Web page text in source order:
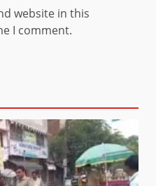
website in this
I comment.